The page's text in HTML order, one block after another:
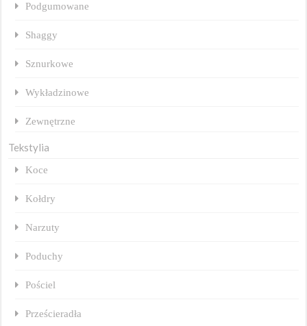
Podgumowane
Shaggy
Sznurkowe
Wykładzinowe
Zewnętrzne
Tekstylia
Koce
Kołdry
Narzuty
Poduchy
Pościel
Prześcieradła